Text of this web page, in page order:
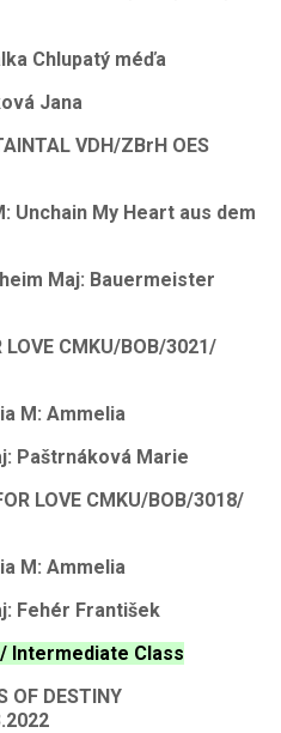
Chlupatý méďa
Jana
VDH/ZBrH OES
Unchain My Heart aus dem
Maj: Bauermeister
LOVE CMKU/BOB/3021/
M: Ammelia
Paštrnáková Marie
LOVE CMKU/BOB/3018/
M: Ammelia
Fehér František
Class
OF DESTINY